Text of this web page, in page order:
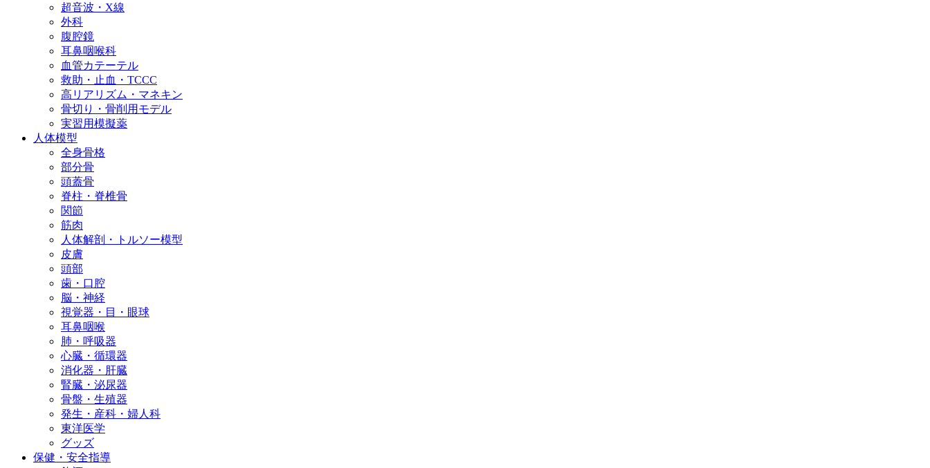
超音波・X線
外科
腹腔鏡
耳鼻咽喉科
血管カテーテル
救助・止血・TCCC
高リアリズム・マネキン
骨切り・骨削用モデル
実習用模擬薬
人体模型
全身骨格
部分骨
頭蓋骨
脊柱・脊椎骨
関節
筋肉
人体解剖・トルソー模型
皮膚
頭部
歯・口腔
脳・神経
視覚器・目・眼球
耳鼻咽喉
肺・呼吸器
心臓・循環器
消化器・肝臓
腎臓・泌尿器
骨盤・生殖器
発生・産科・婦人科
東洋医学
グッズ
保健・安全指導